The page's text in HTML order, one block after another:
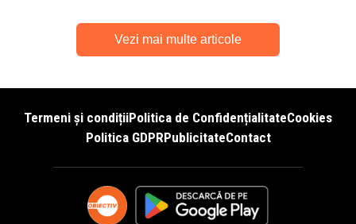
Vezi mai multe articole
Termeni și condițiiPolitica de ConfidențialitateCookies
Politica GDPRPublicitateContact